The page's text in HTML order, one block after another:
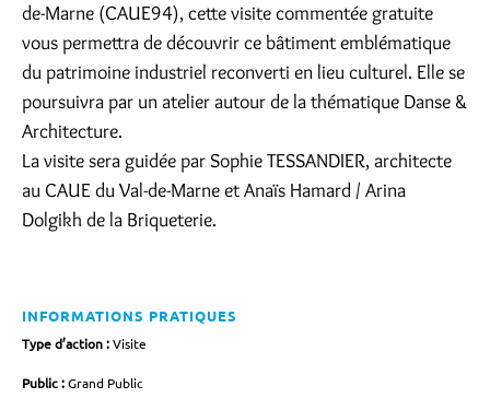
de-Marne (CAUE94), cette visite commentée gratuite
vous permettra de découvrir ce bâtiment emblématique
du patrimoine industriel reconverti en lieu culturel. Elle se
poursuivra par un atelier autour de la thématique Danse &
Architecture.
La visite sera guidée par Sophie TESSANDIER, architecte
au CAUE du Val-de-Marne et Anaïs Hamard / Arina
Dolgikh de la Briqueterie.
INFORMATIONS PRATIQUES
Type d’action :Visite
Public :Grand Public